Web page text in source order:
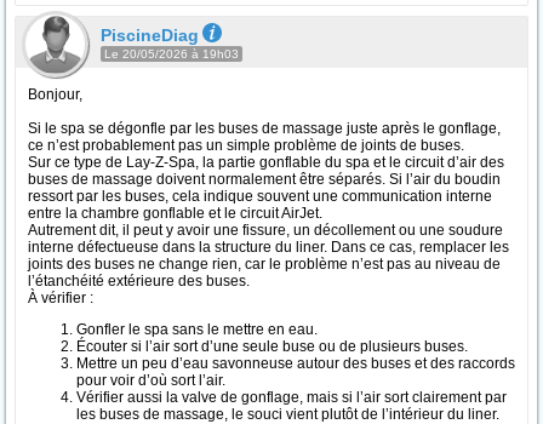
PiscineDiag
Le 20/05/2026 à 19h03
Bonjour,
Si le spa se dégonfle par les buses de massage juste après le gonflage,
ce n’est probablement pas un simple problème de joints de buses.
Sur ce type de Lay-Z-Spa, la partie gonflable du spa et le circuit d’air des
buses de massage doivent normalement être séparés. Si l’air du boudin
ressort par les buses, cela indique souvent une communication interne
entre la chambre gonflable et le circuit AirJet.
Autrement dit, il peut y avoir une fissure, un décollement ou une soudure
interne défectueuse dans la structure du liner. Dans ce cas, remplacer les
joints des buses ne change rien, car le problème n’est pas au niveau de
l’étanchéité extérieure des buses.
À vérifier :
Gonfler le spa sans le mettre en eau.
Écouter si l’air sort d’une seule buse ou de plusieurs buses.
Mettre un peu d’eau savonneuse autour des buses et des raccords
pour voir d’où sort l’air.
Vérifier aussi la valve de gonflage, mais si l’air sort clairement par
les buses de massage, le souci vient plutôt de l’intérieur du liner.